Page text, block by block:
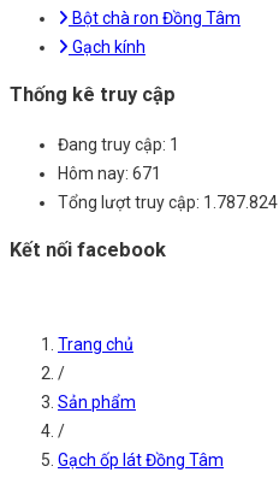
Bột chà ron Đồng Tâm
Gạch kính
Thống kê truy cập
Đang truy cập: 1
Hôm nay: 671
Tổng lượt truy cập: 1.787.824
Kết nối facebook
Trang chủ
/
Sản phẩm
/
Gạch ốp lát Đồng Tâm